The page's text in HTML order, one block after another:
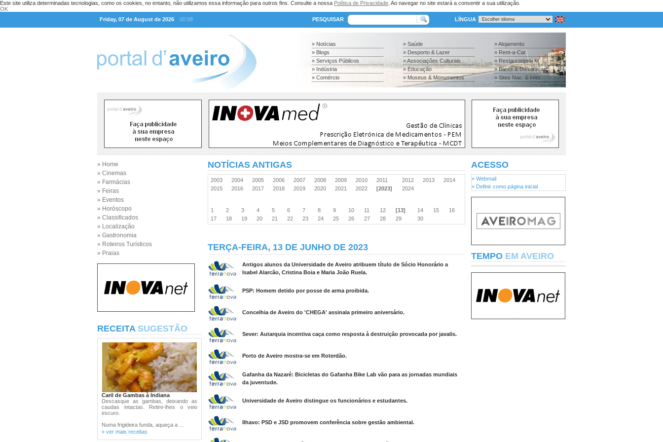
Este site utiliza determinadas tecnologias, como os cookies, no entanto, não utilizamos essa informação para outros fins. Consulte a nossa Política de Privacidade . Ao navegar no site estará a consentir a sua utilização.
OK
Friday, 07 de August de 2026
00:08 PESQUISAR LÍNGUA
» Notícias
» Blogs
» Serviços Públicos
» Indústria
» Comércio
» Saúde
» Desporto & Lazer
» Associações Culturais
» Educação
» Museus & Monumentos
» Alojamento
» Rent-a-Car
» Restaurantes
» Bares & Discotecas
» Sites Nac. & Inter.
» Home
» Cinemas
» Farmácias
» Feiras
» Eventos
» Horóscopo
» Classificados
» Localização
» Gastronomia
» Roteiros Turísticos
» Praias
RECEITA SUGESTÃO
Caril de Gambas à Indiana
Descasque as gambas, deixando as
caudas intactas. Retire-lhes o veio
escuro.
Numa frigideira funda, aqueça a ...
» ver mais receitas
NOTÍCIAS ANTIGAS
2003 2004 2005 2006 2007 2008 2009 2010 2011 2012 2013
2014
2015
2016 2017 2018 2019 2020 2021 2022 [2023] 2024
1 2 3 4 5 6 7 8 9 10 11 12 [13] 14 15
16
17
18 19 20 21 22 23 24 25 26 27 28 29 30
TERÇA-FEIRA, 13 DE JUNHO DE 2023
Antigos alunos da Universidade de Aveiro atribuem título de Sócio Honorário a
Isabel Alarcão, Cristina Boia e Maria João Ruela.
PSP: Homem detido por posse de arma proibida.
Concelhia de Aveiro do 'CHEGA' assinala primeiro aniversário.
Sever: Autarquia incentiva caça como resposta à destruição provocada por javalis.
Porto de Aveiro mostra-se em Roterdão.
Gafanha da Nazaré: Bicicletas do Gafanha Bike Lab vão para as jornadas mundiais
da juventude.
Universidade de Aveiro distingue os funcionários e estudantes.
Ilhavo: PSD e JSD promovem conferência sobre gestão ambiental.
ACESSO
» Webmail
» Definir como página inicial
TEMPO EM AVEIRO